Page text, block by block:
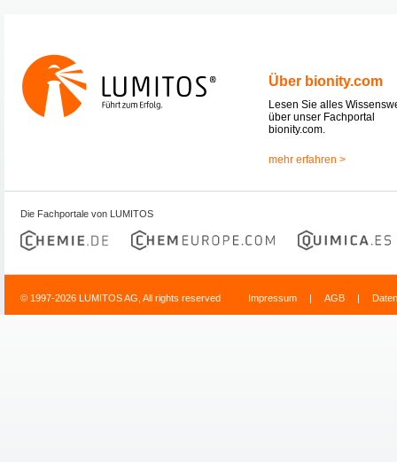
Über bionity.com
Lesen Sie alles
über unser Fachportal
bionity.com.
mehr erfahren >
Die Fachportale von LUMITOS
© 1997-2026 LUMITOS AG, All rights reserved Impressum | AGB |